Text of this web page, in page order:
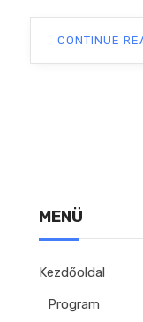
CONTINUE
MENÜ
Kezdőoldal
Program